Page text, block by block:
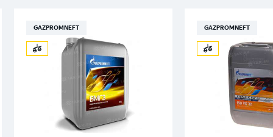
GAZPROMNEFT GAZPROMNEFT